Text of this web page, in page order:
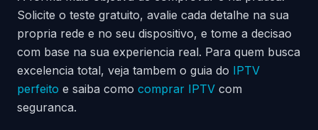
Solicite o teste gratuito, avalie cada detalhe na sua
propria rede e no seu dispositivo, e tome a decisao
com base na sua experiencia real. Para quem busca
excelencia total, veja tambem o guia do IPTV
perfeito e saiba como comprar IPTV com
seguranca.